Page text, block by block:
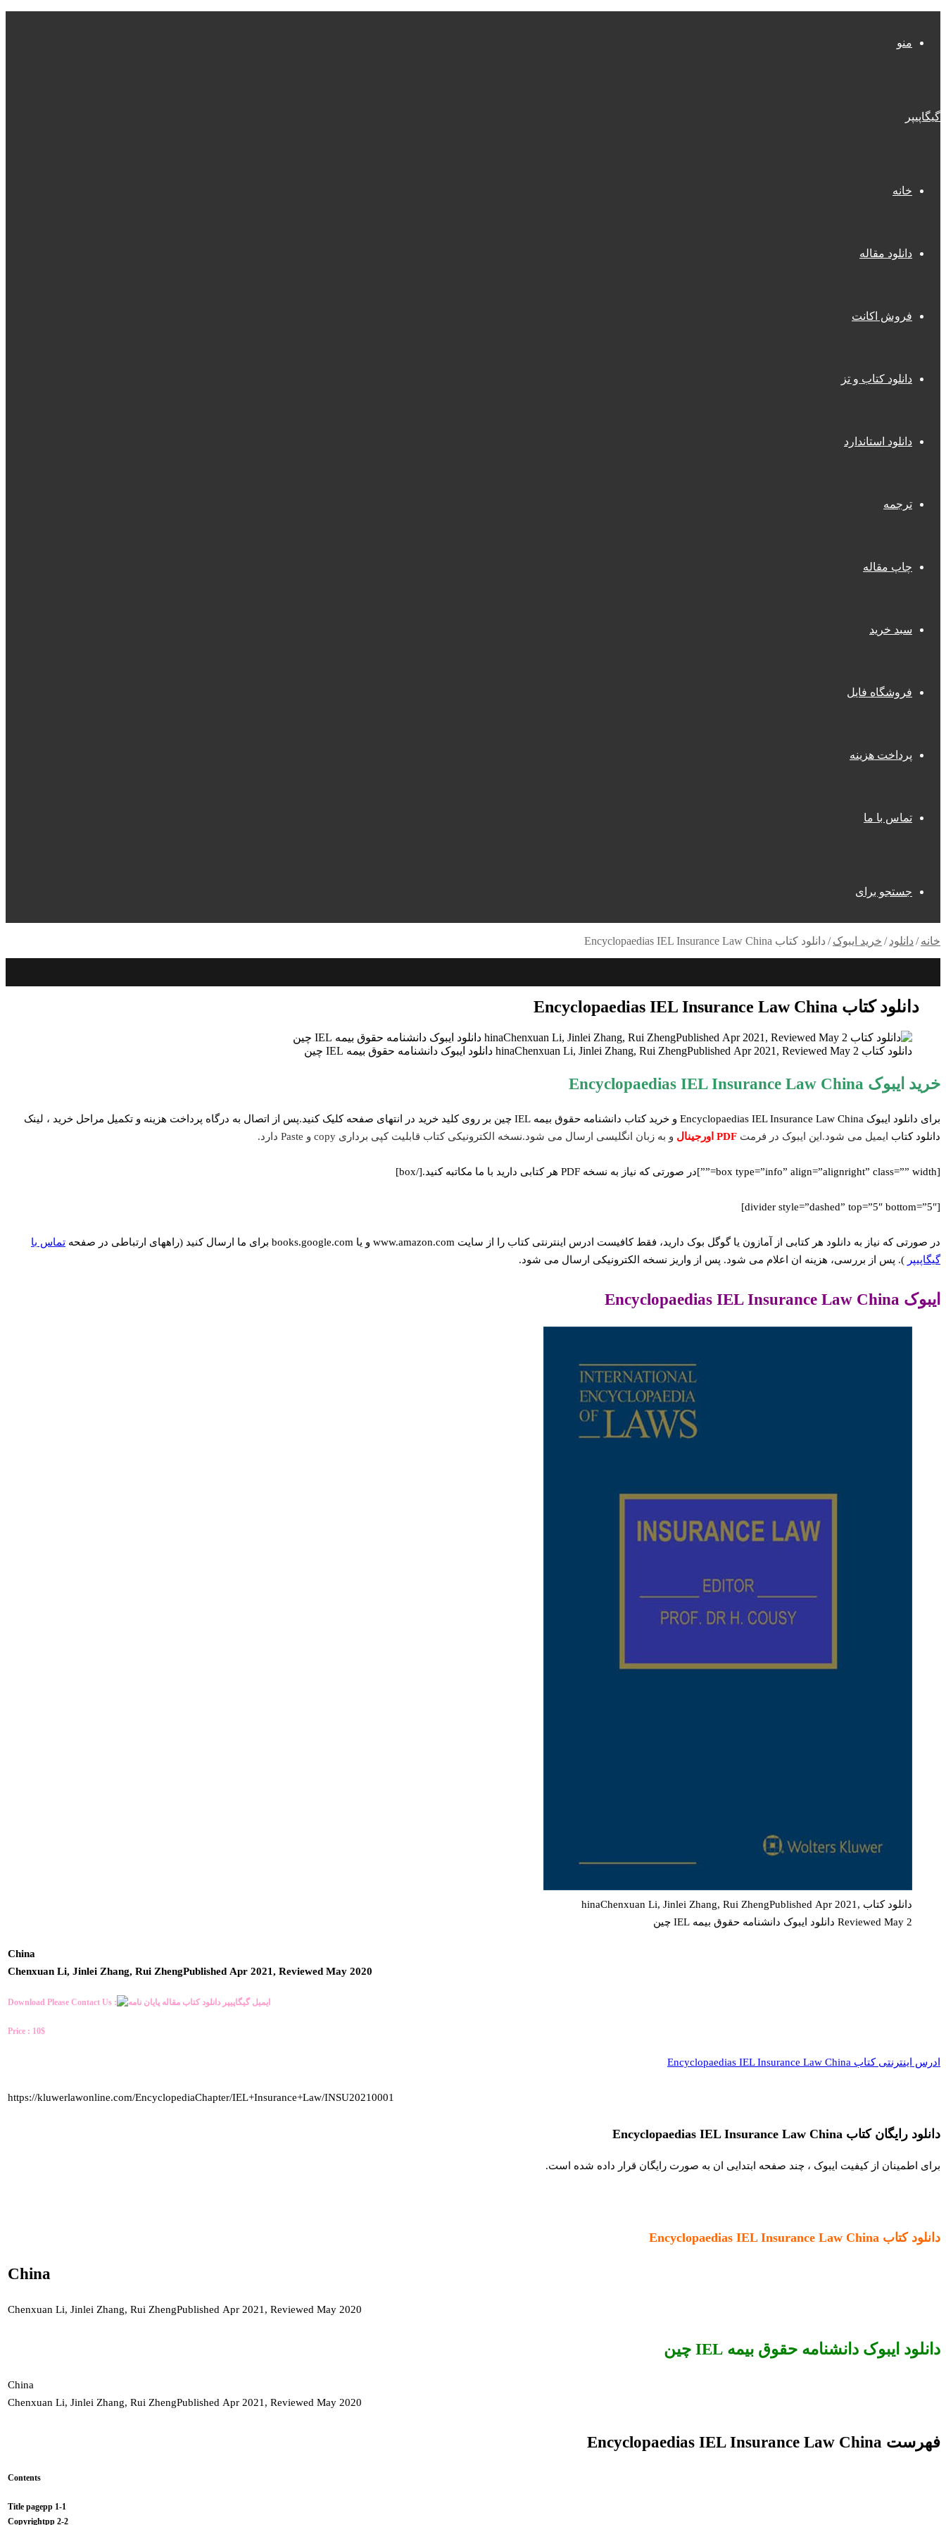
منو
گیگاپیپر
خانه
دانلود مقاله
فروش اکانت
دانلود کتاب و تز
دانلود استاندارد
ترجمه
چاپ مقاله
سبد خرید
فروشگاه فایل
پرداخت هزینه
تماس با ما
جستجو برای
خانه / دانلود / خرید ایبوک / دانلود کتاب Encyclopaedias IEL Insurance Law China
دانلود کتاب Encyclopaedias IEL Insurance Law China
دانلود کتاب hinaChenxuan Li, Jinlei Zhang, Rui ZhengPublished Apr 2021, Reviewed May 2 دانلود ایبوک دانشنامه حقوق بیمه IEL چین
خرید ایبوک Encyclopaedias IEL Insurance Law China
برای دانلود ایبوک Encyclopaedias IEL Insurance Law China و خرید کتاب دانشنامه حقوق بیمه IEL چین بر روی کلید خرید در انتهای صفحه کلیک کنید.پس از اتصال به درگاه پرداخت هزینه و تکمیل مراحل خرید ، لینک
دانلود کتاب
ایمیل می شود.این ایبوک در فرمت PDF اورجینال و به زبان انگلیسی ارسال می شود.نسخه الکترونیکی کتاب قابلیت کپی برداری copy و Paste دارد.
[box type=”info” align=”alignright” class=”” width=””]در صورتی که نیاز به نسخه PDF هر کتابی دارید با ما مکاتبه کنید.[/box]
[divider style=”dashed” top=”5″ bottom=”5″]
در صورتی که نیاز به دانلود هر کتابی از آمازون یا گوگل بوک دارید، فقط کافیست ادرس اینترنتی کتاب را از سایت www.amazon.com و یا books.google.com برای ما ارسال کنید (راههای ارتباطی در صفحه
تماس با
گیگاپیپر ). پس از بررسی، هزینه ان اعلام می شود. پس از واریز نسخه الکترونیکی ارسال می شود.
ایبوک Encyclopaedias IEL Insurance Law China
دانلود کتاب hinaChenxuan Li, Jinlei Zhang, Rui ZhengPublished Apr 2021,
Reviewed May 2 دانلود ایبوک دانشنامه حقوق بیمه IEL چین
China
Chenxuan Li, Jinlei Zhang, Rui ZhengPublished Apr 2021, Reviewed May 2020
Download Please Contact Us :
Price : 10$
ادرس اینترنتی کتاب Encyclopaedias IEL Insurance Law China
https://kluwerlawonline.com/EncyclopediaChapter/IEL+Insurance+Law/INSU20210001
دانلود رایگان کتاب Encyclopaedias IEL Insurance Law China
برای اطمینان از کیفیت ایبوک ، چند صفحه ابتدایی ان به صورت رایگان قرار داده شده است.
دانلود کتاب Encyclopaedias IEL Insurance Law China
China
Chenxuan Li, Jinlei Zhang, Rui ZhengPublished Apr 2021, Reviewed May 2020
دانلود ایبوک دانشنامه حقوق بیمه IEL چین
China
Chenxuan Li, Jinlei Zhang, Rui ZhengPublished Apr 2021, Reviewed May 2020
فهرست Encyclopaedias IEL Insurance Law China
Contents
Title pagepp 1-1
Copyrightpp 2-2